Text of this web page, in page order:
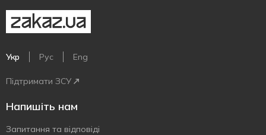
Укр Рус Eng
Підтримати ЗСУ
Напишіть нам
Запитання та відповіді